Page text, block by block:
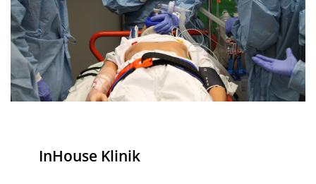
InHouse Klinik